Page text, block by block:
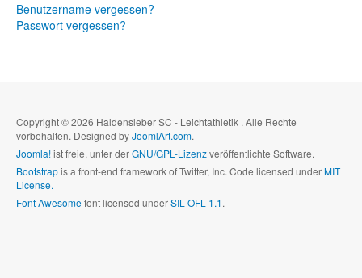
Benutzername vergessen?
Passwort vergessen?
Copyright © 2026 Haldensleber SC - Leichtathletik . Alle Rechte
vorbehalten. Designed byJoomlArt.com.
Joomla!ist freie, unter derGNU/GPL-Lizenzveröffentlichte Software.
Bootstrapis a front-end framework of Twitter, Inc. Code licensed underMIT
License.
Font Awesomefont licensed underSIL OFL 1.1.